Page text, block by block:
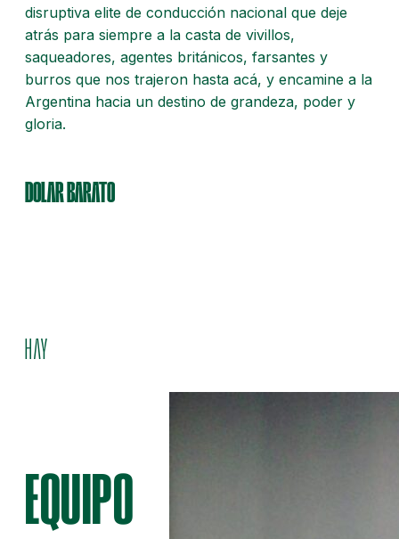
disruptiva elite de conducción nacional que deje
atrás para siempre a la casta de vivillos,
saqueadores, agentes británicos, farsantes y
burros que nos trajeron hasta acá, y encamine a la
Argentina hacia un destino de grandeza, poder y
gloria.
DOLAR BARATO
HAY
EQUIPO